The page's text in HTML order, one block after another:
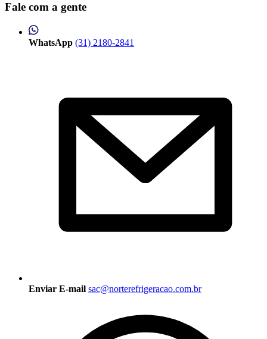
Fale com a gente
WhatsApp (31) 2180-2841
Enviar E-mail sac@norterefrigeracao.com.br